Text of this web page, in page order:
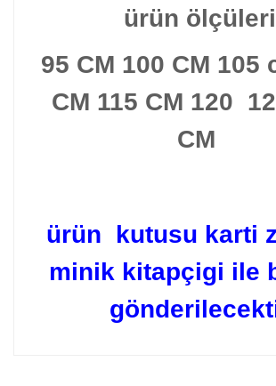
ürün ölçüleri
95 CM 100 CM 105
CM 115 CM 120
CM
ürün kutusu karti
minik kitapçigi ile